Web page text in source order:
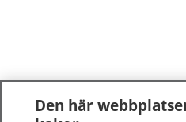
Den här